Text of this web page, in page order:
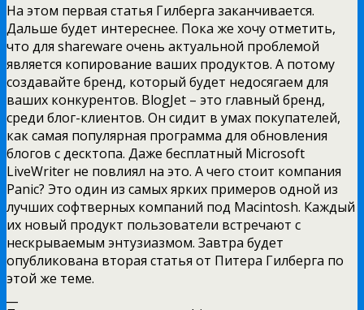
На этом первая статья Гилберга заканчивается.
Дальше будет интереснее. Пока же хочу отметить,
что для shareware очень актуальной проблемой
является копирование ваших продуктов. А потому
создавайте бренд, который будет недосягаем для
ваших конкурентов. BlogJet – это главный бренд,
среди блог-клиентов. Он сидит в умах покупателей,
как самая популярная программа для обновления
блогов с десктопа. Даже бесплатный Microsoft
LiveWriter не повлиял на это. А чего стоит компания
Panic? Это один из самых ярких примеров одной из
лучших софтверных компаний под Macintosh. Каждый
их новый продукт пользователи встречают с
нескрываемым энтузиазмом. Завтра будет
опубликована вторая статья от Питера Гилберга по
этой же теме.